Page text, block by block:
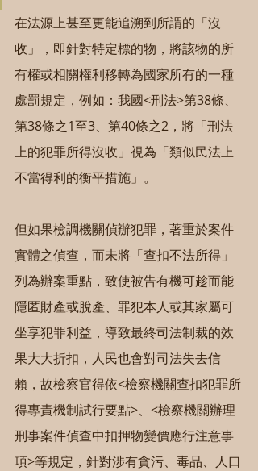
在法源上甚至更能追溯到所謂的「沒
收」，即針對特定標的物，將該物的所
有權或相關權利移轉為國家所有的一種
處罰規定，例如：我國<刑法>第38條、
第38條之1至3、第40條之2，將「刑法
上的犯罪所得沒收」視為「類似民法上
不當得利的衡平措施」。
但如果檢調機關偵辦犯罪，著重於案件
實體之偵查，而未將「查扣不法所得」
列為辦案重點，致使被告有機可趁而能
隱匿財產或脫產、罪犯本人或其家屬可
坐享犯罪利益，導致最終司法制裁的效
果大大折扣，人民也會對司法失去信
賴，故檢察官得依<檢察機關查扣犯罪所
得專責機制試行要點>、<檢察機關辦理
刑事案件偵查中扣押物變價應行注意事
項>等規定，針對涉有貪污、毒品、人口